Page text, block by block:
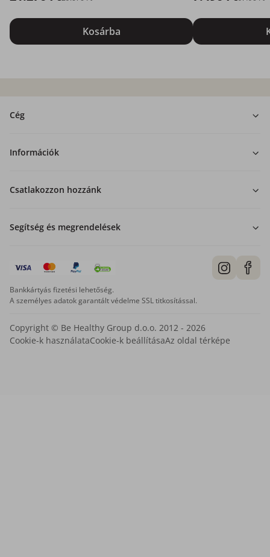
Kosárba
Cég
Információk
Csatlakozzon hozzánk
Segítség és megrendelések
Bankkártyás fizetési lehetőség.
A személyes adatok garantált védelme SSL titkosítással.
Copyright © Be Healthy Group d.o.o. 2012 - 2026
Cookie-k használataCookie-k beállításaAz oldal térképe